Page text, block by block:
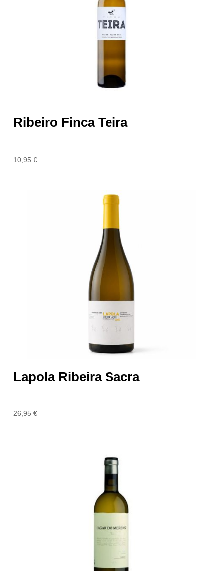
Ribeiro Finca Teira
10,95€
Lapola Ribeira Sacra
26,95€